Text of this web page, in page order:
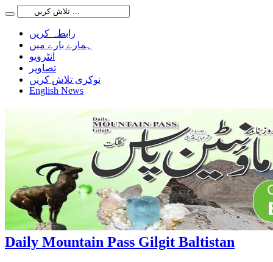
رابطہ کریں
ہمارے بارے میں
انٹرویو
تصاویر
نوکری تلاش کریں
English News
Daily Mountain Pass Gilgit Baltistan